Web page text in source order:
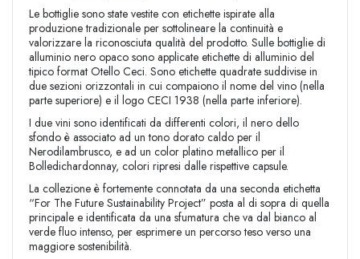
Le bottiglie sono state vestite con etichette ispirate alla
produzione tradizionale per sottolineare la continuità e
valorizzare la riconosciuta qualità del prodotto. Sulle bottiglie di
alluminio nero opaco sono applicate etichette di alluminio del
tipico format Otello Ceci. Sono etichette quadrate suddivise in
due sezioni orizzontali in cui compaiono il nome del vino (nella
parte superiore) e il logo CECI 1938 (nella parte inferiore).
I due vini sono identificati da differenti colori, il nero dello
sfondo è associato ad un tono dorato caldo per il
Nerodilambrusco, e ad un color platino metallico per il
Bolledichardonnay, colori ripresi dalle rispettive capsule.
La collezione è fortemente connotata da una seconda etichetta
“For The Future Sustainability Project” posta al di sopra di quella
principale e identificata da una sfumatura che va dal bianco al
verde fluo intenso, per esprimere un percorso teso verso una
maggiore sostenibilità.